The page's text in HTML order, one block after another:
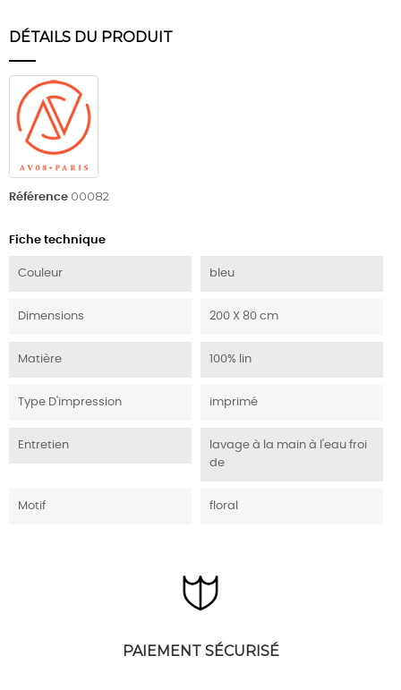
DÉTAILS DU PRODUIT
Référence 00082
Fiche technique
Couleur bleu
Dimensions 200 X 80 cm
Matière 100% lin
Type D'impression imprimé
Entretien
lavage à la main à l'eau froi
de
Motif floral
PAIEMENT SÉCURISÉ